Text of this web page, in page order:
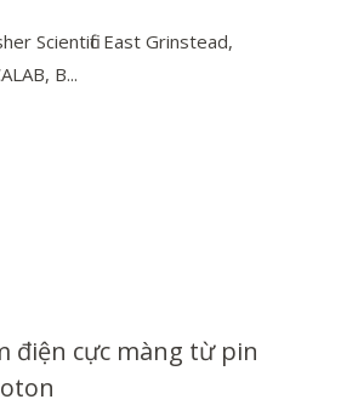
Scientific East Grinstead,
B...
điện cực màng từ pin